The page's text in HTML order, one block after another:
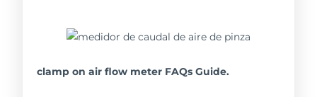
clamp on air flow meter FAQs Guide.